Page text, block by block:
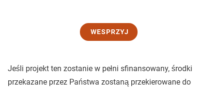
WESPRZYJ
Jeśli projekt ten zostanie w pełni sfinansowany, środki
przekazane przez Państwa zostaną przekierowane do